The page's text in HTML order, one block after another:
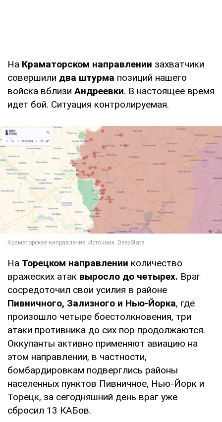
На Краматорском направлении захватчики
совершили два штурма позиций нашего
войска вблизи Андреевки. В настоящее время
идет бой. Ситуация контролируемая.
На Торецком направлении количество
вражеских атак выросло до четырех. Враг
сосредоточил свои усилия в районе
Пивничного, Зализного и Нью-Йорка, где
произошло четыре боестолкновения, три
атаки противника до сих пор продолжаются.
Оккупанты активно применяют авиацию на
этом направлении, в частности,
бомбардировкам подверглись районы
населенных пунктов Пивничное, Нью-Йорк и
Торецк, за сегодняшний день враг уже
сбросил 13 КАБов.